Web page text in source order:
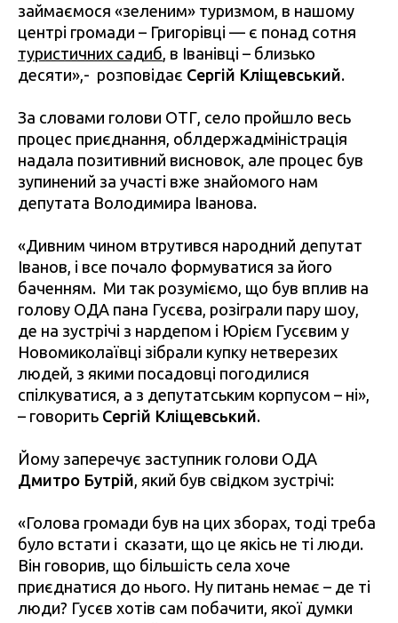
займаємося «зеленим» туризмом, в нашому
центрі громади – Григорівці — є понад сотня
туристичних садиб , в Іванівці – близько
десяти»,- розповідає Сергій Кліщевський.
За словами голови ОТГ, село пройшло весь
процес приєднання, облдержадміністрація
надала позитивний висновок, але процес був
зупинений за участі вже знайомого нам
депутата Володимира Іванова.
«Дивним чином втрутився народний депутат
Іванов, і все почало формуватися за його
баченням. Ми так розуміємо, що був вплив на
голову ОДА пана Гусєва, розіграли пару шоу,
де на зустрічі з нардепом і Юрієм Гусєвим у
Новомиколаївці зібрали купку нетверезих
людей, з якими посадовці погодилися
спілкуватися, а з депутатським корпусом – ні»,
– говорить Сергій Кліщевський.
Йому заперечує заступник голови ОДА
Дмитро Бутрій , який був свідком зустрічі:
«Голова громади був на цих зборах, тоді треба
було встати і сказати, що це якісь не ті люди.
Він говорив, що більшість села хоче
приєднатися до нього. Ну питань немає – де ті
люди? Гусєв хотів сам побачити, якої думки